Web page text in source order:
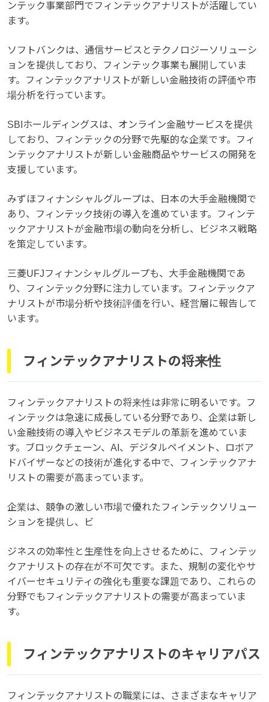
ンテック事業部門でフィンテックアナリストが活躍してい
ます。
ソフトバンクは、通信サービスとテクノロジーソリューシ
ョンを提供しており、フィンテック事業も展開していま
す。フィンテックアナリストが新しい金融技術の評価や市
場分析を行っています。
SBIホールディングスは、オンライン金融サービスを提供
しており、フィンテックの分野で先駆的な企業です。フィ
ンテックアナリストが新しい金融商品やサービスの開発を
支援しています。
みずほフィナンシャルグループは、日本の大手金融機関で
あり、フィンテック技術の導入を進めています。フィンテ
ックアナリストが金融市場の動向を分析し、ビジネス戦略
を策定しています。
三菱UFJフィナンシャルグループも、大手金融機関であ
り、フィンテック分野に注力しています。フィンテックア
ナリストが市場分析や技術評価を行い、経営層に報告して
います。
フィンテックアナリストの将来性
フィンテックアナリストの将来性は非常に明るいです。フ
ィンテックは急速に成長している分野であり、企業は新し
い金融技術の導入やビジネスモデルの革新を進めていま
す。ブロックチェーン、AI、デジタルペイメント、ロボア
ドバイザーなどの技術が進化する中で、フィンテックアナ
リストの需要が高まっています。
企業は、競争の激しい市場で優れたフィンテックソリュー
ションを提供し、ビ
ジネスの効率性と生産性を向上させるために、フィンテッ
クアナリストの存在が不可欠です。また、規制の変化やサ
イバーセキュリティの強化も重要な課題であり、これらの
分野でもフィンテックアナリストの需要が高まっていま
す。
フィンテックアナリストのキャリアパス
フィンテックアナリストの職業には、さまざまなキャリア